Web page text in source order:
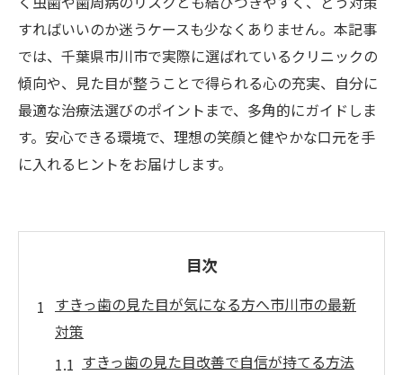
すればいいのか迷うケースも少なくありません。本記事
では、千葉県市川市で実際に選ばれているクリニックの
傾向や、見た目が整うことで得られる心の充実、自分に
最適な治療法選びのポイントまで、多角的にガイドしま
す。安心できる環境で、理想の笑顔と健やかな口元を手
に入れるヒントをお届けします。
目次
すきっ歯の見た目が気になる方へ市川市の最新
対策
すきっ歯の見た目改善で自信が持てる方法